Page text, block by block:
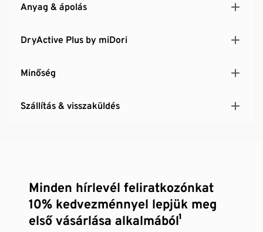
Anyag & ápolás
DryActive Plus by miDori
Minőség
Szállítás & visszaküldés
Minden hírlevél feliratkozónkat
10% kedvezménnyel lepjük meg
első vásárlása alkalmából¹